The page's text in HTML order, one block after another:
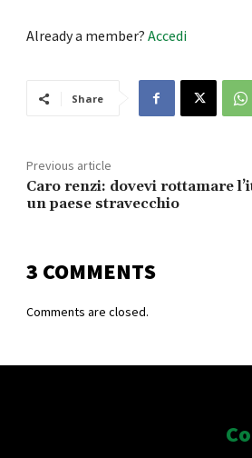
Already a member? Accedi
Share
Previous article
Caro renzi: dovevi rottamare
un paese stravecchio
3 COMMENTS
Comments are closed.